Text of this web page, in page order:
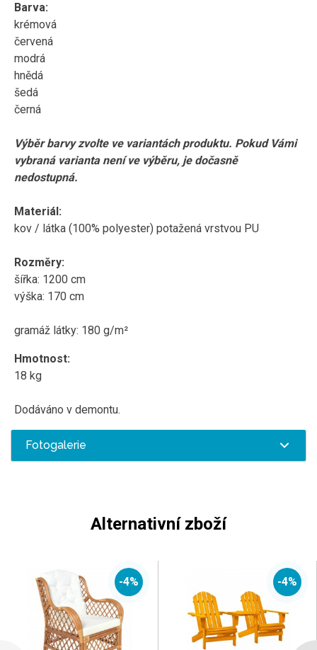
Barva:
krémová
červená
modrá
hnědá
šedá
černá
Výběr barvy zvolte ve variantách produktu. Pokud Vámi
vybraná varianta není ve výběru, je dočasně
nedostupná.
Materiál:
kov / látka (100% polyester) potažená vrstvou PU
Rozměry:
šířka: 1200 cm
výška: 170 cm
gramáž látky: 180 g/m²
Hmotnost:
18 kg
Dodáváno v demontu.
Fotogalerie
Alternativní zboží
-4% -4%